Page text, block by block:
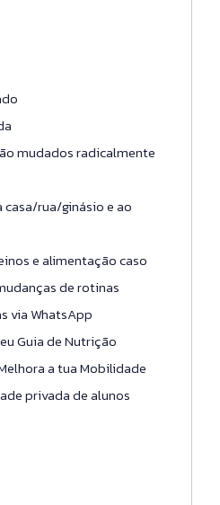
mudados radicalmente
rua/ginásio e ao
e alimentação caso
de rotinas
via WhatsApp
Guia de Nutrição
a tua Mobilidade
privada de alunos